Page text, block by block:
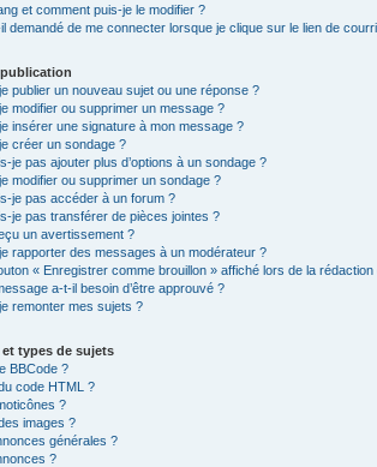
et comment puis-je le modifier ?
il demandé de me connecter lorsque je clique sur le lien de
publier un nouveau sujet ou une réponse ?
modifier ou supprimer un message ?
insérer une signature à mon message ?
créer un sondage ?
je pas ajouter plus d’options à un sondage ?
modifier ou supprimer un sondage ?
je pas accéder à un forum ?
je pas transférer de pièces jointes ?
un avertissement ?
rapporter des messages à un modérateur ?
« Enregistrer comme brouillon » affiché lors de la rédaction
a-t-il besoin d’être approuvé ?
remonter mes sujets ?
types de sujets
BBCode ?
code HTML ?
?
images ?
générales ?
?